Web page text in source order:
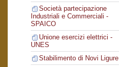
Società partecipazione
Industriali e Commerciali -
SPAICO
Unione esercizi elettrici -
UNES
Stabilimento di Novi Ligure